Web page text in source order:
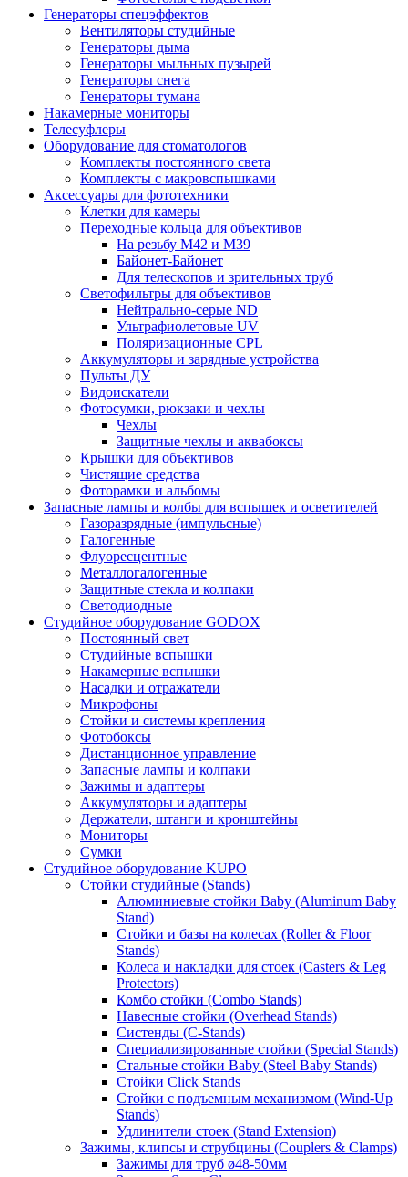
Генераторы спецэффектов
Вентиляторы студийные
Генераторы дыма
Генераторы мыльных пузырей
Генераторы снега
Генераторы тумана
Накамерные мониторы
Телесуфлеры
Оборудование для стоматологов
Комплекты постоянного света
Комплекты с макровспышками
Аксессуары для фототехники
Клетки для камеры
Переходные кольца для объективов
На резьбу М42 и М39
Байонет-Байонет
Для телескопов и зрительных труб
Светофильтры для объективов
Нейтрально-серые ND
Ультрафиолетовые UV
Поляризационные CPL
Аккумуляторы и зарядные устройства
Пульты ДУ
Видоискатели
Фотосумки, рюкзаки и чехлы
Чехлы
Защитные чехлы и аквабоксы
Крышки для объективов
Чистящие средства
Фоторамки и альбомы
Запасные лампы и колбы для вспышек и осветителей
Газоразрядные (импульсные)
Галогенные
Флуоресцентные
Металлогалогенные
Защитные стекла и колпаки
Светодиодные
Студийное оборудование GODOX
Постоянный свет
Студийные вспышки
Накамерные вспышки
Насадки и отражатели
Микрофоны
Стойки и системы крепления
Фотобоксы
Дистанционное управление
Запасные лампы и колпаки
Зажимы и адаптеры
Аккумуляторы и адаптеры
Держатели, штанги и кронштейны
Мониторы
Сумки
Студийное оборудование KUPO
Стойки студийные (Stands)
Алюминиевые стойки Baby (Aluminum Baby
Stand)
Стойки и базы на колесах (Roller & Floor
Stands)
Колеса и накладки для стоек (Casters & Leg
Protectors)
Комбо стойки (Combo Stands)
Навесные стойки (Overhead Stands)
Систенды (C-Stands)
Специализированные стойки (Special Stands)
Стальные стойки Baby (Steel Baby Stands)
Стойки Click Stands
Стойки с подъемным механизмом (Wind-Up
Stands)
Удлинители стоек (Stand Extension)
Зажимы, клипсы и струбцины (Couplers & Clamps)
Зажимы для труб ø48-50мм